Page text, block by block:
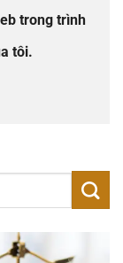
trong trình
tôi.